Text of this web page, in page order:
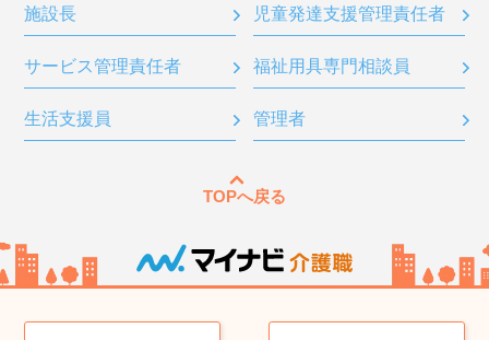
施設長 児童発達支援管理責任者
サービス管理責任者 福祉用具専門相談員
生活支援員 管理者
TOPへ戻る